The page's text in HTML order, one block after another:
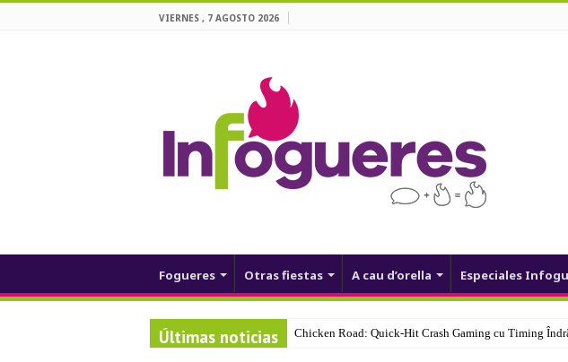
VIERNES , 7 AGOSTO 2026
Fogueres Otras fiestas A cau d’orella Especiales
Últimas noticias Chicken Road: Quick‑Hit Crash Gaming cu Timing